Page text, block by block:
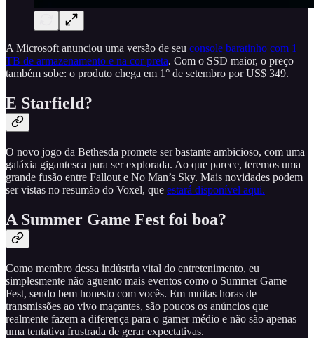
A Microsoft anunciou uma versão de seu console baratinho com 1
TB de armazenamento e na cor preta. Com o SSD maior, o preço
também sobe: o produto chega em 1° de setembro por US$ 349.
E Starfield?
O novo jogo da Bethesda promete ser bastante ambicioso, com uma
galáxia gigantesca para ser explorada. Ao que parece, teremos uma
grande fusão entre Fallout e No Man’s Sky. Mais novidades podem
ser vistas no resumão do Voxel, que estará disponível aqui.
A Summer Game Fest foi boa?
Como membro dessa indústria vital do entretenimento, eu
simplesmente não aguento mais eventos como o Summer Game
Fest, sendo bem honesto com vocês. Em muitas horas de
transmissões ao vivo maçantes, são poucos os anúncios que
realmente fazem a diferença para o gamer médio e não são apenas
uma tentativa frustrada de gerar expectativas.